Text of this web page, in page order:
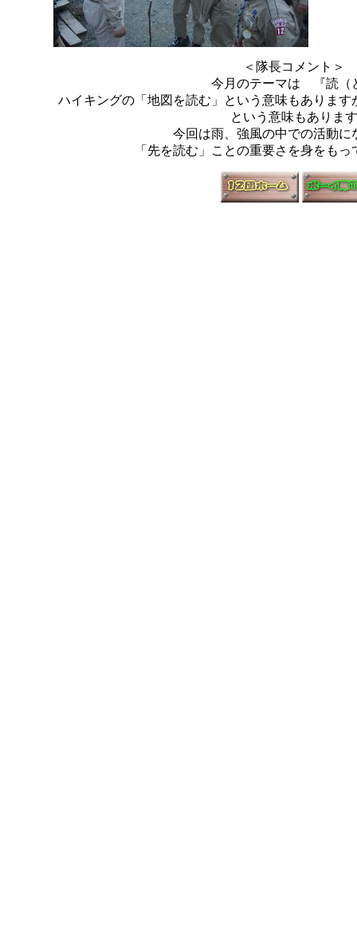
＜隊長コメント＞
今月のテーマは 『読（
ハイキングの「地図を読む」という意味もありま
という意味もありま
今回は雨、強風の中での活動に
「先を読む」ことの重要さを身をも